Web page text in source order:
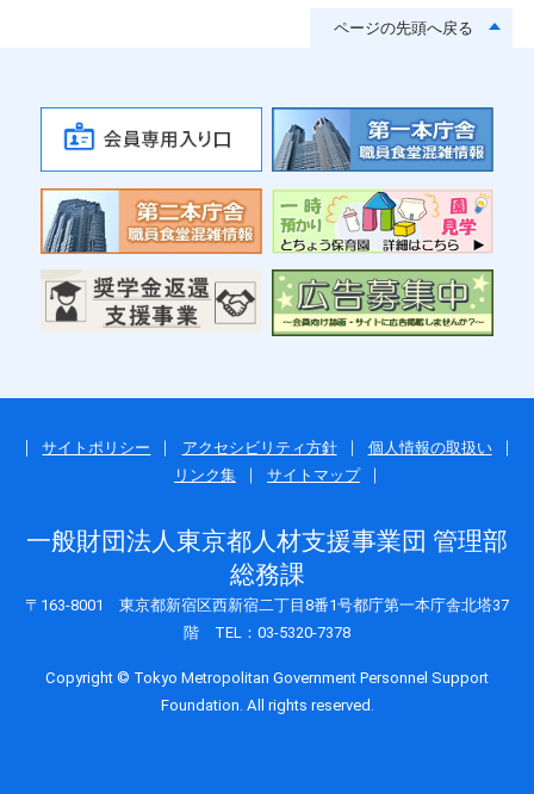
ページの先頭へ戻る
サイトポリシー アクセシビリティ方針
個人情報の取扱い
リンク集
サイトマップ
一般財団法人東京都人材支援事業団 管理部
総務課
〒163-8001 東京都新宿区西新宿二丁目8番1号都庁第一本庁舎北塔37
階 TEL：03-5320-7378
Copyright © Tokyo Metropolitan Government Personnel Support
Foundation. All rights reserved.